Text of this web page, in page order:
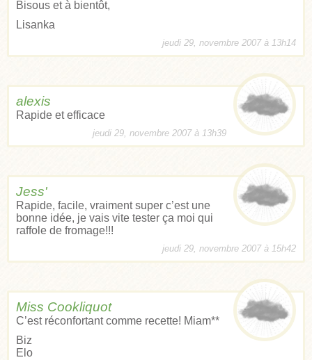
Bisous et à bientôt,
Lisanka
jeudi 29, novembre 2007 à 13h14
alexis
Rapide et efficace
jeudi 29, novembre 2007 à 13h39
Jess'
Rapide, facile, vraiment super c’est une
bonne idée, je vais vite tester ça moi qui
raffole de fromage!!!
jeudi 29, novembre 2007 à 15h42
Miss Cookliquot
C’est réconfortant comme recette! Miam**
Biz
Elo